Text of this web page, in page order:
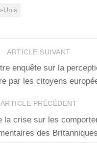
Unis
ARTICLE SUIVANT
enquête sur la
par les citoyens
ARTICLE PRÉCÉDENT
la crise sur les
des